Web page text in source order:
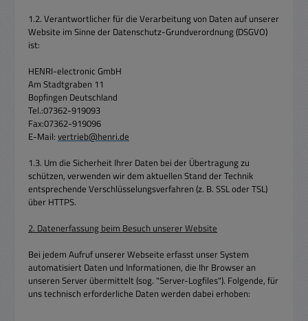
1.2. Verantwortlicher für die Verarbeitung von Daten auf unserer
Website im Sinne der Datenschutz-Grundverordnung (DSGVO)
ist:
HENRI-electronic GmbH
Am Stadtgraben 11
Bopfingen Deutschland
Tel.:07362-919093
Fax:07362-919096
E-Mail: vertrieb@henri.de
1.3. Um die Sicherheit Ihrer Daten bei der Übertragung zu
schützen, verwenden wir dem aktuellen Stand der Technik
entsprechende Verschlüsselungsverfahren (z. B. SSL oder TSL)
über HTTPS.
2. Datenerfassung beim Besuch unserer Website
Bei jedem Aufruf unserer Webseite erfasst unser System
automatisiert Daten und Informationen, die Ihr Browser an
unseren Server übermittelt (sog. "Server-Logfiles"). Folgende, für
uns technisch erforderliche Daten werden dabei erhoben: